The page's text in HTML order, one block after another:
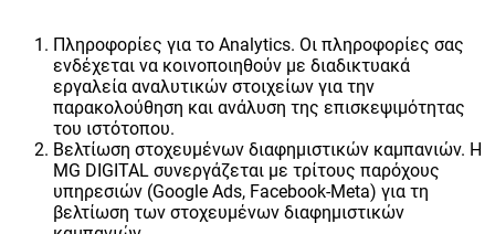
Πληροφορίες για το Analytics. Οι πληροφορίες σας
ενδέχεται να κοινοποιηθούν με διαδικτυακά
εργαλεία αναλυτικών στοιχείων για την
παρακολούθηση και ανάλυση της επισκεψιμότητας
του ιστότοπου.
Βελτίωση στοχευμένων διαφημιστικών καμπανιών. Η
MG DIGITAL συνεργάζεται με τρίτους παρόχους
υπηρεσιών (Google Ads, Facebook-Meta) για τη
βελτίωση των στοχευμένων διαφημιστικών